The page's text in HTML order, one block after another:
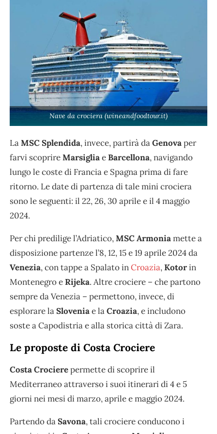
Nave da crociera (wineandfoodtour.it)
LaMSC Splendida, invece, partirà daGenovaper
farvi scoprireMarsigliaeBarcellona, navigando
lungo le coste di Francia e Spagna prima di fare
ritorno. Le date di partenza di tale mini crociera
sono le seguenti: il 22, 26, 30 aprile e il 4 maggio
2024.
Per chi predilige l’Adriatico,MSC Armoniamette a
disposizione partenze l’8, 12, 15 e 19 aprile 2024 da
Venezia, con tappe a Spalato inCroazia,Kotorin
Montenegro eRijeka. Altre crociere – che partono
sempre da Venezia – permettono, invece, di
esplorare laSloveniae laCroazia, e includono
soste a Capodistria e alla storica città di Zara.
Le proposte di Costa Crociere
Costa Crocierepermette di scoprire il
Mediterraneo attraverso i suoi itinerari di 4 e 5
giorni nei mesi di marzo, aprile e maggio 2024.
Partendo daSavona, tali crociere conducono i